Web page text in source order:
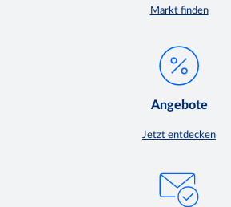
Markt finden
Angebote
Jetzt entdecken